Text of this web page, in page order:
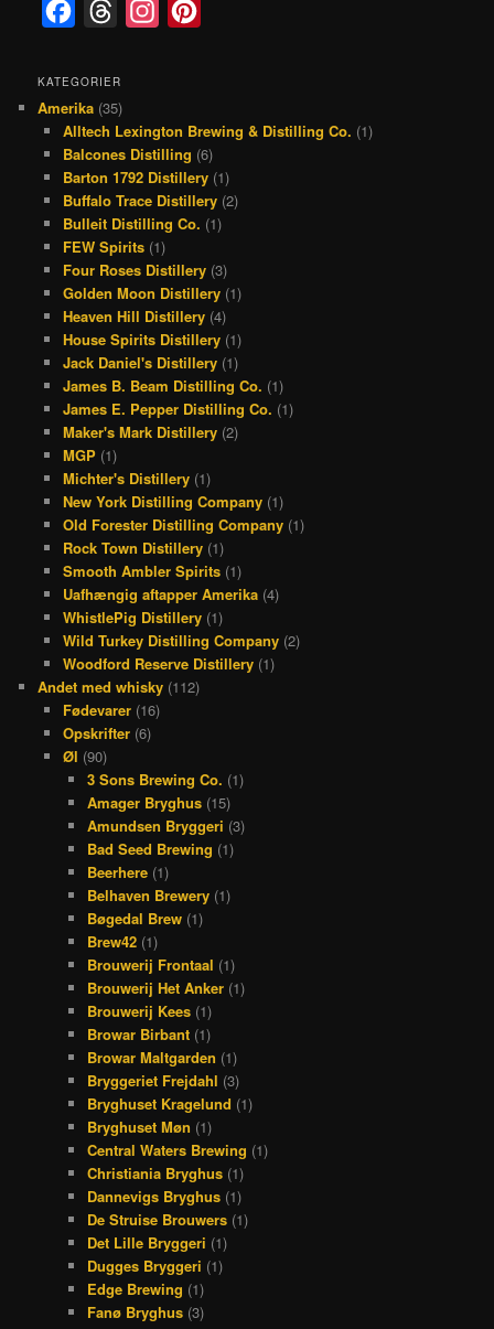
c
e
b
o
o
k
r
e
a
d
s
a
g
r
a
m
e
r
e
t
KATEGORIER
Amerika (35)
Alltech Lexington Brewing & Distilling Co. (1)
Balcones Distilling (6)
Barton 1792 Distillery(1)
Buffalo Trace Distillery(2)
Bulleit Distilling Co. (1)
FEW Spirits(1)
Four Roses Distillery(3)
Golden Moon Distillery(1)
Heaven Hill Distillery(4)
House Spirits Distillery(1)
Jack Daniel's Distillery(1)
James B. Beam Distilling Co. (1)
James E. Pepper Distilling Co. (1)
Maker's Mark Distillery(2)
MGP(1)
Michter's Distillery(1)
New York Distilling Company(1)
Old Forester Distilling Company(1)
Rock Town Distillery(1)
Smooth Ambler Spirits(1)
Uafhængig aftapper Amerika(4)
WhistlePig Distillery(1)
Wild Turkey Distilling Company(2)
Woodford Reserve Distillery(1)
Andet med whisky (112)
Fødevarer(16)
Opskrifter(6)
Øl (90)
3 Sons Brewing Co. (1)
Amager Bryghus (15)
Amundsen Bryggeri (3)
Bad Seed Brewing (1)
Beerhere (1)
Belhaven Brewery (1)
Bøgedal Brew (1)
Brew42 (1)
Brouwerij Frontaal (1)
Brouwerij Het Anker (1)
Brouwerij Kees (1)
Browar Birbant (1)
Browar Maltgarden (1)
Bryggeriet Frejdahl (3)
Bryghuset Kragelund (1)
Bryghuset Møn (1)
Central Waters Brewing (1)
Christiania Bryghus (1)
Dannevigs Bryghus (1)
De Struise Brouwers (1)
Det Lille Bryggeri (1)
Dugges Bryggeri (1)
Edge Brewing (1)
Fanø Bryghus (3)